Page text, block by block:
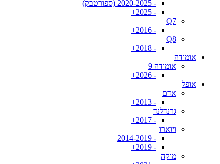
- 2020-2025 (ספורטבק)
- 2025+
Q7
- 2016+
Q8
- 2018+
אומודה
אומודה 9
- 2026+
אופל
אדם
- 2013+
גרנדלנד
- 2017+
ויוארו
- 2014-2019
- 2019+
מוקה